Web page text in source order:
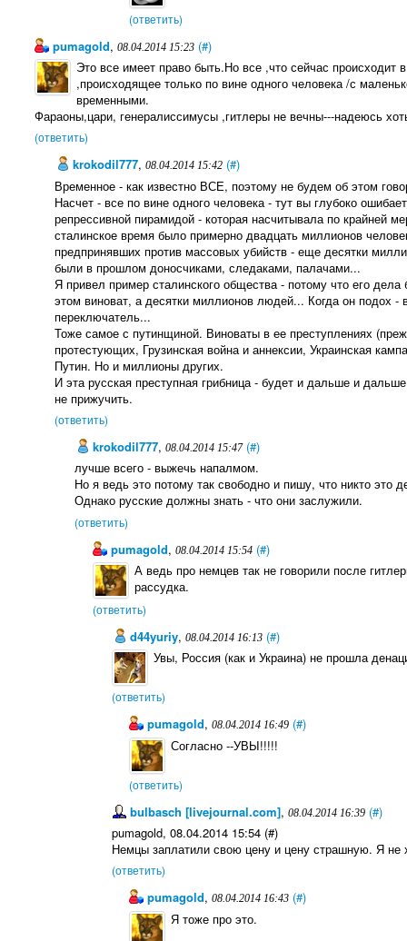
(ответить)
pumagold, 08.04.2014 15:23 (#)
Это все имеет право быть.Но все ,что сейчас
,происходящее только по вине одного человека /с
временными.
Фараоны,цари, генералиссимусы ,гитлеры не вечны---надеюсь
(ответить)
krokodil777,08.04.2014 15:42 (#)
Временное - как известно ВСЕ, поэтому не будем об этом
Насчет - все по вине одного человека - тут вы глубоко
репрессивной пирамидой - которая насчитывала по крайней
сталинское время было примерно двадцать миллионов
предпринявших против массовых убийств - еще десятки
были в прошлом доносчиками, следаками, палачами...
Я привел пример сталинского общества - потому что его
этом виноват, а десятки миллионов людей... Когда он подох -
переключатель...
Тоже самое с путинщиной. Виноваты в ее преступлениях
протестующих, Грузинская война и аннексии, Украинская
Путин. Но и миллионы других.
И эта русская преступная грибница - будет и дальше и
не прижучить.
(ответить)
krokodil777, 08.04.2014 15:47 (#)
лучше всего - выжечь напалмом.
Но я ведь это потому так свободно и пишу, что никто это
Однако русские должны знать - что они заслужили.
(ответить)
pumagold,08.04.2014 15:54 (#)
А ведь про немцев так не говорили после
рассудка.
(ответить)
d44yuriy, 08.04.2014 16:13 (#)
Увы, Россия (как и Украина) не прошла
(ответить)
pumagold,08.04.2014 16:49 (#)
Согласно --УВЫ!!!!!
(ответить)
bulbasch [livejournal.com], 08.04.2014 16:39 (#)
pumagold, 08.04.2014 15:54 (#)
Немцы заплатили свою цену и цену страшную. Я
(ответить)
pumagold,08.04.2014 16:43 (#)
Я тоже про это.